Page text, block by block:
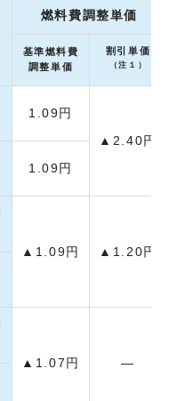
燃料費調整単価
基準燃料費
調整単価
割引単価
（注１）
1.09円
▲2.40円
1.09円
▲1.09円
▲1.20円
▲1.07円
―